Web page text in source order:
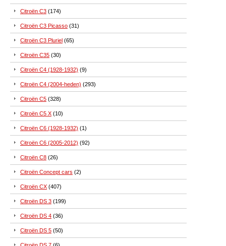
Citroën C3 (174)
Citroën C3 Picasso (31)
Citroën C3 Pluriel (65)
Citroën C35 (30)
Citroën C4 (1928-1932) (9)
Citroën C4 (2004-heden) (293)
Citroën C5 (328)
Citroën C5 X (10)
Citroën C6 (1928-1932) (1)
Citroën C6 (2005-2012) (92)
Citroën C8 (26)
Citroën Concept cars (2)
Citroën CX (407)
Citroën DS 3 (199)
Citroën DS 4 (36)
Citroën DS 5 (50)